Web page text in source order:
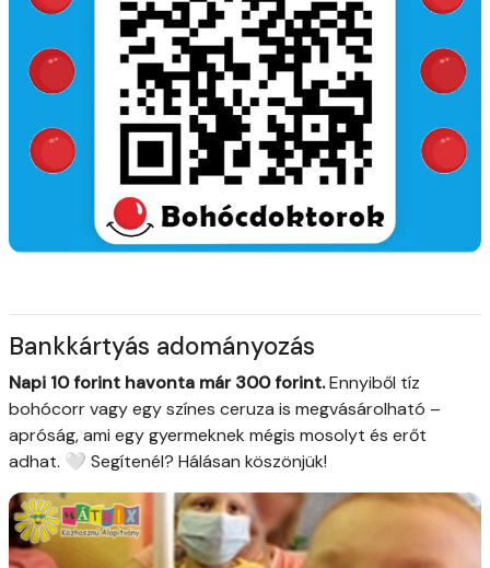
Bankkártyás adományozás
Napi 10 forint havonta már 300 forint.Ennyiből tíz
bohócorr vagy egy színes ceruza is megvásárolható –
apróság, ami egy gyermeknek mégis mosolyt és erőt
adhat. 🤍 Segítenél? Hálásan köszönjük!